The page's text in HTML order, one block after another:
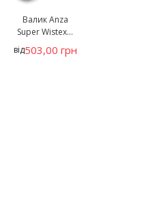
Валик Anza
Super Wistex...
від503,00 грн